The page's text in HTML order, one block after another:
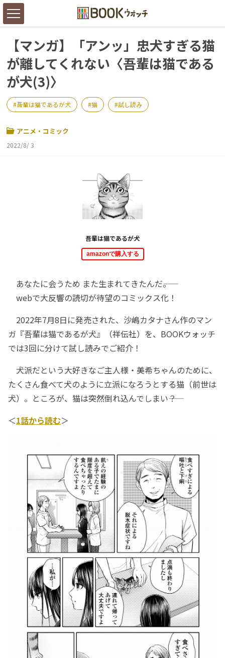
【マンガ】「アンッ」忠犬すぎる猫
が離してくれない〈吾輩は猫である
が犬(3)〉
吾輩は猫であるが犬 猫 試し読み
アニメ・コミック
2022/8/ 3
吾輩は猫であるが犬
amazonで購入する
あなたに会うため また生まれてきたんだ――。
webで大反響の読切が待望のコミックス化！
2022年7月8日に発売された、沙嶋カタナさん作のマン
ガ『吾輩は猫であるが犬』（祥伝社）を、BOOKウォッチ
では3回に分けて試し読みでご紹介！
犬派だという大好きなご主人様・美希ちゃんのために、
たくさん食べて犬のように立派になろうとする猫（前世は
犬）。ところが、猫は突然倒れ込んでしまい――？
＜1話から読む＞